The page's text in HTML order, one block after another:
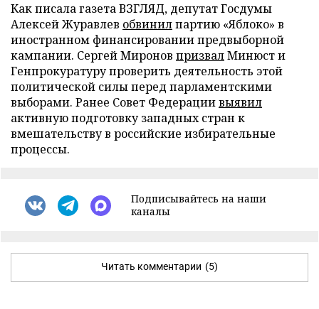
Как писала газета ВЗГЛЯД, депутат Госдумы
Алексей Журавлев обвинилпартию «Яблоко» в
иностранном финансировании предвыборной
кампании. Сергей Миронов призвалМинюст и
Генпрокуратуру проверить деятельность этой
политической силы перед парламентскими
выборами. Ранее Совет Федерациивыявил
активную подготовку западных стран к
вмешательству в российские избирательные
процессы.
Подписывайтесь на наши
каналы
Читать комментарии (5)